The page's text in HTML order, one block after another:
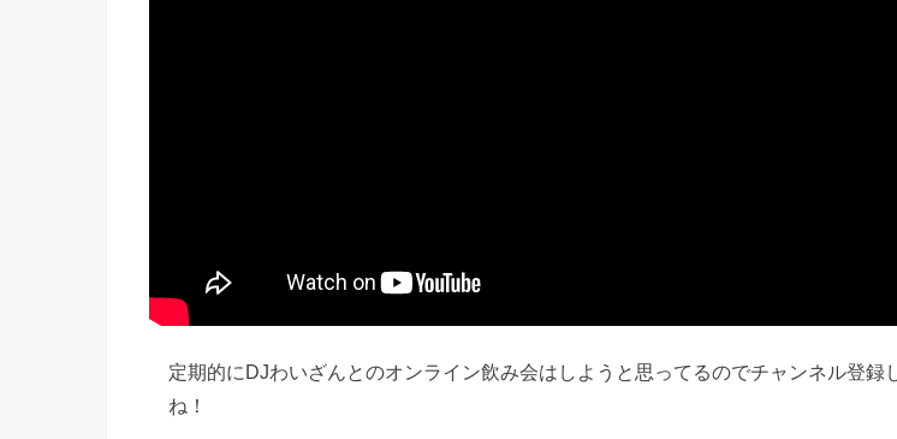
定期的にDJわいざんとのオンライン飲み会はしようと思ってるのでチャンネル登録
ね！